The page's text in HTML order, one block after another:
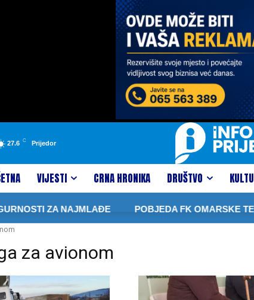
27.6 C Prijedor
VIJESTI CRNA HRONIKA DRUŠTVO
ZA NAJMLAĐE POBJEDA FK OMARSKE TEK
za avionom